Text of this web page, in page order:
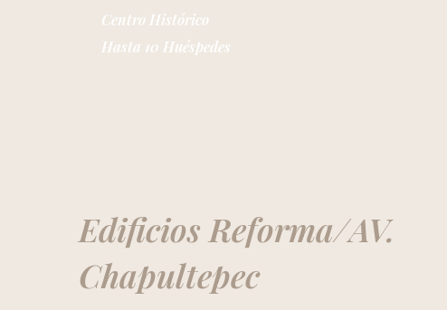
Centro Histórico
Hasta 10 Huéspedes
Edificios Reforma/AV.
Chapultepec